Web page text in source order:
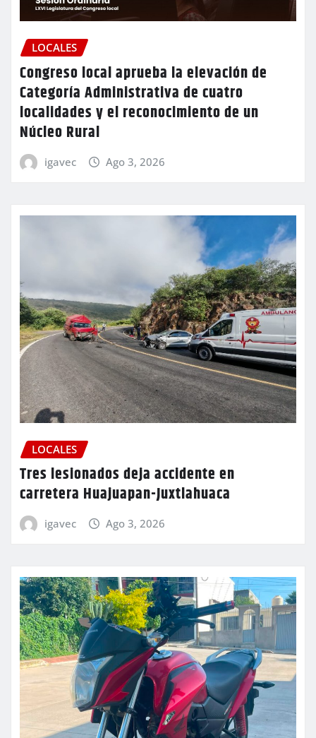
LOCALES
Congreso local aprueba la elevación de
Categoría Administrativa de cuatro
localidades y el reconocimiento de un
Núcleo Rural
igavec Ago 3, 2026
LOCALES
Tres lesionados deja accidente en
carretera Huajuapan-Juxtlahuaca
igavec Ago 3, 2026